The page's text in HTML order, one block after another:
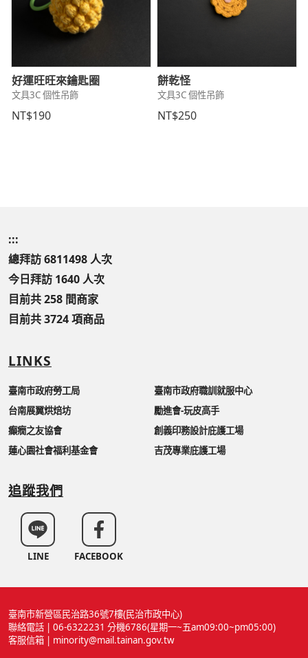
好運旺旺來鑰匙圈
文具3C 個性吊飾
NT$190
餅乾怪
文具3C 個性吊飾
NT$250
:::
總拜訪 6811498 人次
今日拜訪 1640 人次
目前共 258 間商家
目前共 3724 項商品
LINKS
臺南市政府勞工局
臺南市政府職訓就服中心
台南展翼烘焙坊
勵進會-玩皮高手
癲癇之友協會
創義印務設計庇護工場
蓮心園社會福利基金會
吉茂專業庇護工場
追蹤我們
LINE FACEBOOK
臺南市新營區民治路36號7樓(民治市政中心)
聯絡電話 | 06-6322231 分機6786(星期一~五am09:00~pm05:00)
客服信箱 | minority@mail.tainan.gov.tw